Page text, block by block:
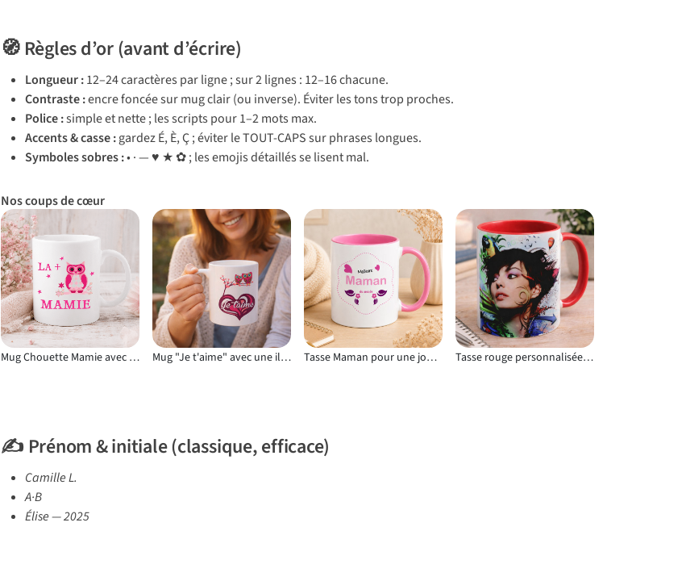
🧭 Règles d’or (avant d’écrire)
Longueur :12–24 caractères par ligne ; sur 2 lignes : 12–16 chacune.
Contraste :encre foncée sur mug clair (ou inverse). Éviter les tons trop proches.
Police :simple et nette ; les scripts pour 1–2 mots max.
Accents & casse :gardez É, È, Ç ; éviter le TOUT-CAPS sur phrases longues.
Symboles sobres :• · — ♥ ★ ✿ ; les emojis détaillés se lisent mal.
Nos coups de cœur
Mug Chouette Mamie avec une illustration d’oiseau au regard expressif Mug "Je t'aime" avec une illustration d’oiseau au regard expressif Tasse Maman pour une journée dédiée à la maternité Tasse rouge personnalisée avec photo & texte en céramique résistante pour un usage régulier
✍️ Prénom & initiale (classique, efficace)
Camille L.
A·B
Élise — 2025